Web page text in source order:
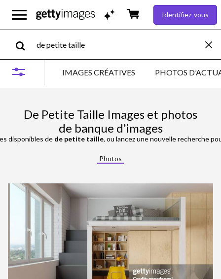
Identifiez-vous
IMAGES CRÉATIVES PHOTOS
De Petite Taille Images et photos
de banque d’images
disponibles de de petite taille, ou lancez une nouvelle recherche
Photos